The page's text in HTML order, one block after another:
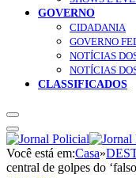
GOVERNO
CIDADANIA
GOVERNO
NOTÍCIAS
NOTÍCIAS
CLASSIFICADOS
Você está em:Casa»
central de golpes do